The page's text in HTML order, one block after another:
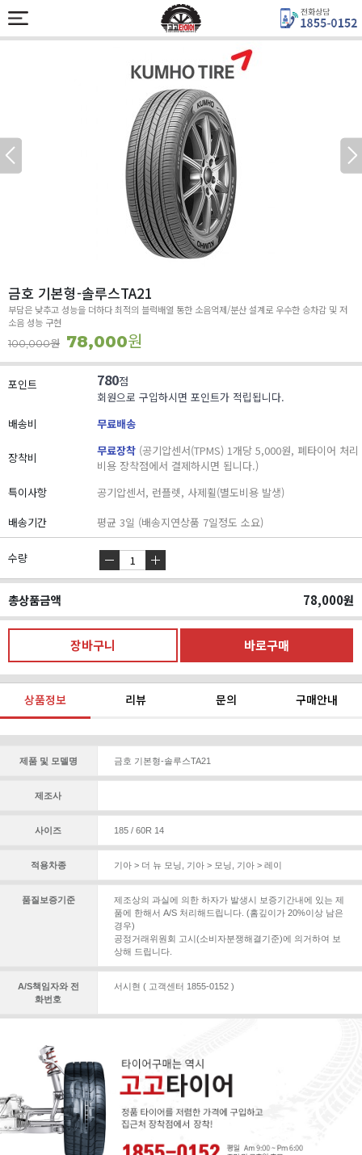
금호 기본형-솔루스TA21
부담은 낮추고 성능을 더하다 최적의 블럭배열 통한 소음억제/분산 설계로 우수한 승차감 및 저
소음 성능 구현
100,000원 78,000원
포인트 780점
회원으로 구입하시면 포인트가 적립됩니다.
배송비
무료배송
장착비 무료장착 (공기압센서(TPMS) 1개당 5,000원, 폐타이어 처리
비용 장착점에서 결제하시면 됩니다.)
특이사항
공기압센서, 런플렛, 사제휠(별도비용 발생)
배송기간
평균 3일 (배송지연상품 7일정도 소요)
수량
총상품금액 78,000원
상품정보 리뷰 문의 구매안내
제품 및 모델명 금호 기본형-솔루스TA21
제조사
사이즈 185 / 60R 14
적용차종 기아 > 더 뉴 모닝 기아 > 모닝 기아 > 레이
품질보증기준
제조상의 과실에 의한 하자가 발생시 보증기간내에 있는 제
품에 한해서 A/S 처리해드립니다. (홈깊이가 20%이상 남은
경우)
공정거래위원회 고시(소비자분쟁해결기준)에 의거하여 보
상해 드립니다.
A/S책임자와 전
화번호
서시현 ( 고객센터 1855-0152 )